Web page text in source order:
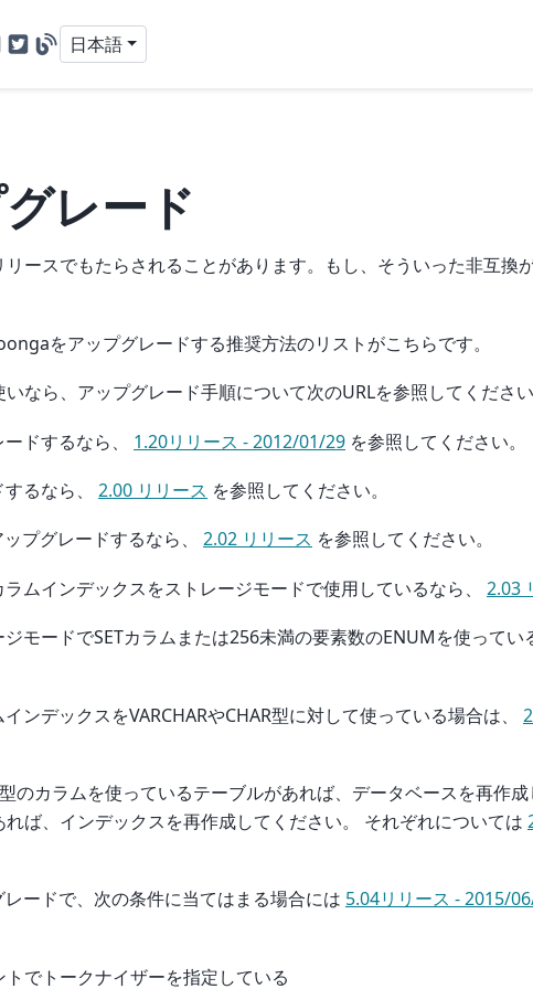
Twitter
Blog
日本語
レード
ースでもたらされることがあります。もし、そういった非互換
をアップグレードする推奨方法のリストがこちらです。
なら、アップグレード手順について次のURLを参照してください
ドするなら、 1.20リリース - 2012/01/29 を参照してください。
るなら、 2.00 リリース を参照してください。
プグレードするなら、 2.02 リリース を参照してください。
ムインデックスをストレージモードで使用しているなら、 2.03
モードでSETカラムまたは256未満の要素数のENUMを使ってい
ンデックスをVARCHARやCHAR型に対して使っている場合は、
のカラムを使っているテーブルがあれば、データベースを再作
ば、インデックスを再作成してください。 それぞれについては
ードで、次の条件に当てはまる場合には 5.04リリース - 2015/
でトークナイザーを指定している